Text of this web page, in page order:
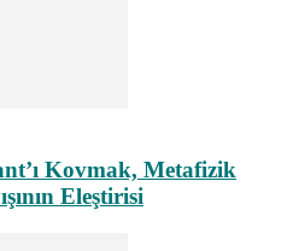
Kovmak, Metafizik
Eleştirisi